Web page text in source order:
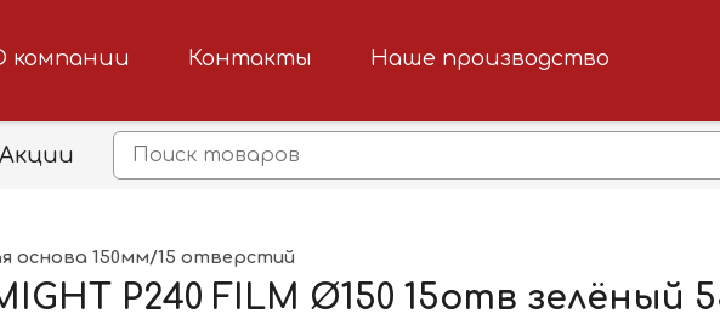
компании Контакты Наше производство
Акции
основа 150мм/15 отверстий
P240 FILM Ø150 15отв зелёный